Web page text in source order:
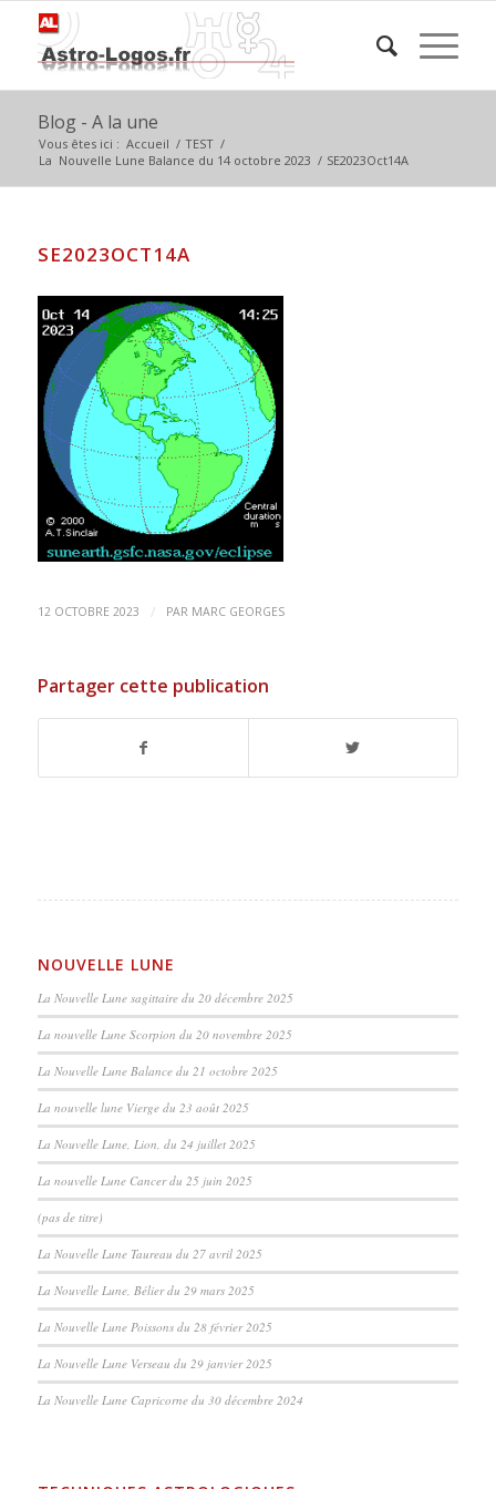
Blog - A la une
Vous êtes ici : Accueil / TEST /
La Nouvelle Lune Balance du 14 octobre 2023 / SE2023Oct14A
SE2023OCT14A
12 OCTOBRE 2023 / PAR MARC GEORGES
Partager cette publication
NOUVELLE LUNE
La Nouvelle Lune sagittaire du 20 décembre 2025
La nouvelle Lune Scorpion du 20 novembre 2025
La Nouvelle Lune Balance du 21 octobre 2025
La nouvelle lune Vierge du 23 août 2025
La Nouvelle Lune, Lion, du 24 juillet 2025
La nouvelle Lune Cancer du 25 juin 2025
(pas de titre)
La Nouvelle Lune Taureau du 27 avril 2025
La Nouvelle Lune, Bélier du 29 mars 2025
La Nouvelle Lune Poissons du 28 février 2025
La Nouvelle Lune Verseau du 29 janvier 2025
La Nouvelle Lune Capricorne du 30 décembre 2024